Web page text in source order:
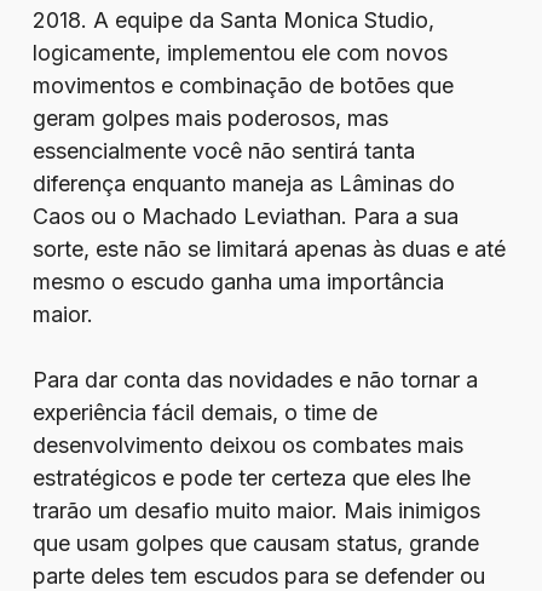
2018. A equipe da Santa Monica Studio,
logicamente, implementou ele com novos
movimentos e combinação de botões que
geram golpes mais poderosos, mas
essencialmente você não sentirá tanta
diferença enquanto maneja as Lâminas do
Caos ou o Machado Leviathan. Para a sua
sorte, este não se limitará apenas às duas e até
mesmo o escudo ganha uma importância
maior.
Para dar conta das novidades e não tornar a
experiência fácil demais, o time de
desenvolvimento deixou os combates mais
estratégicos e pode ter certeza que eles lhe
trarão um desafio muito maior. Mais inimigos
que usam golpes que causam status, grande
parte deles tem escudos para se defender ou